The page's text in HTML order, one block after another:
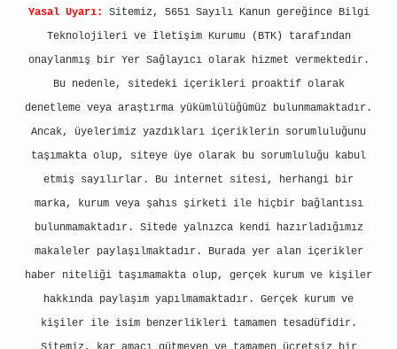
Yasal Uyarı:
Sitemiz, 5651 Sayılı Kanun gereğince Bilgi
Teknolojileri ve İletişim Kurumu (BTK) tarafından
onaylanmış bir Yer Sağlayıcı olarak hizmet vermektedir.
Bu nedenle, sitedeki içerikleri proaktif olarak
denetleme veya araştırma yükümlülüğümüz bulunmamaktadır.
Ancak, üyelerimiz yazdıkları içeriklerin sorumluluğunu
taşımakta olup, siteye üye olarak bu sorumluluğu kabul
etmiş sayılırlar. Bu internet sitesi, herhangi bir
marka, kurum veya şahıs şirketi ile hiçbir bağlantısı
bulunmamaktadır. Sitede yalnızca kendi hazırladığımız
makaleler paylaşılmaktadır. Burada yer alan içerikler
haber niteliği taşımamakta olup, gerçek kurum ve kişiler
hakkında paylaşım yapılmamaktadır. Gerçek kurum ve
kişiler ile isim benzerlikleri tamamen tesadüfidir.